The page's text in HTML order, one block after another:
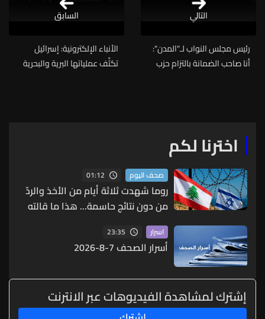
التالي
رئيس مجلس النواب لـ"المدن":
أنا صاحب الضمانة بالتزام حزب
الأنباء الإلكترونية: إسرائيل
تكثّف عملياتها البرية والبحرية
السابق
اخترنا لكم
صحف اليوم 01:12
روما شهدت ثلاثة أيام من الأخذ والردّ
من دون نتائج حاسمة... هذا ما قالته
مصادر لـ"الجمهورية"
اسرار 23:35
أسرار الصحف 7-8-2026
إشترك لمشاهدة الفيديوهات عبر الانترنت